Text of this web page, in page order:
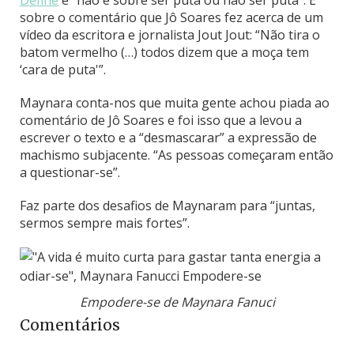
sobre o comentário que Jô Soares fez acerca de um
vídeo da escritora e jornalista Jout Jout: “Não tira o
batom vermelho (…) todos dizem que a moça tem
‘cara de puta'”.
Maynara conta-nos que muita gente achou piada ao
comentário de Jô Soares e foi isso que a levou a
escrever o texto e a “desmascarar” a expressão de
machismo subjacente. “As pessoas começaram então
a questionar-se”.
Faz parte dos desafios de Maynaram para “juntas,
sermos sempre mais fortes”.
Empodere-se de Maynara Fanuci
Comentários